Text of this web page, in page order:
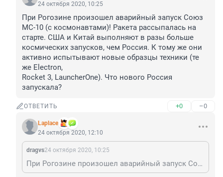
24 октября 2020, 10:25
При Рогозине произошел аварийный запуск Союз
МС-10 (с космонавтами)! Ракета рассыпалась на
старте. США и Китай выполняют в разы больше
космических запусков, чем Россия. К тому же они
активно испытывают новые образцы техники (те
же Electron,
Rocket 3, LauncherOne). Что нового Россия
запускала?
ОТВЕТИТЬ +0 –0
Laplace
24 октября 2020, 12:10
dragvs24 октября 2020, 10:25
При Рогозине произошел аварийный запуск Союз МС-10 (с космонавтами)! Ракета рассыпалась на старте. США и Китай выполняют в разы больше космических запусков, чем Россия. К тому же они активно испытывают новые образцы техники (те же Electron, Rocket 3, LauncherOne). Что нового Россия запускала?